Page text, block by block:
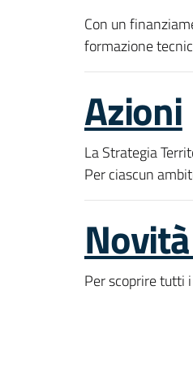
Con un
formazione
Azioni
La Strategia
Per ciascun
Per scoprire tutti